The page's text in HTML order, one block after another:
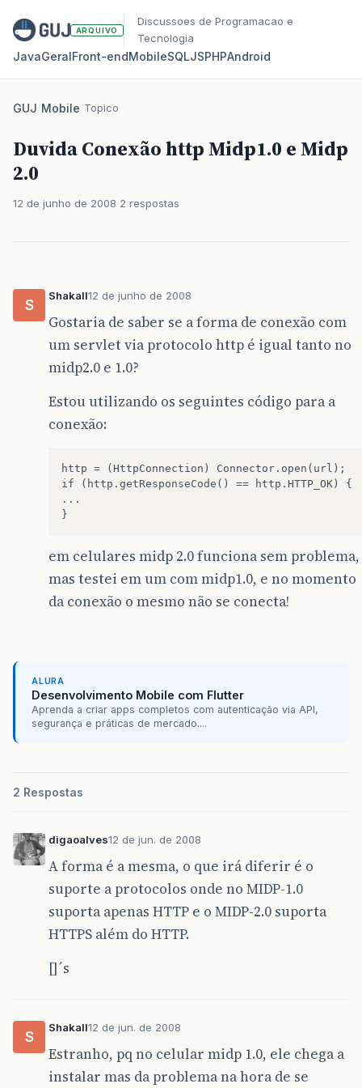
ARQUIVO
Discussoes de Programacao e
Tecnologia
JavaGeralFront‑endMobileSQLJSPHPAndroid
GUJ/Mobile/Topico
Duvida Conexão http Midp1.0 e Midp
2.0
12 de junho de 2008 2 respostas
S
Shakall12 de junho de 2008
Gostaria de saber se a forma de conexão com
um servlet via protocolo http é igual tanto no
midp2.0 e 1.0?
Estou utilizando os seguintes código para a
conexão:
http = (HttpConnection) Connector.open(url);
if (http.getResponseCode() == http.HTTP_OK) {
...
em celulares midp 2.0 funciona sem problema,
mas testei em um com midp1.0, e no momento
da conexão o mesmo não se conecta!
ALURA
Desenvolvimento Mobile com Flutter
Aprenda a criar apps completos com autenticação via API,
segurança e práticas de mercado....
2 Respostas
digaoalves12 de jun. de 2008
A forma é a mesma, o que irá diferir é o
suporte a protocolos onde no MIDP-1.0
suporta apenas HTTP e o MIDP-2.0 suporta
HTTPS além do HTTP.
[]´s
S
Shakall12 de jun. de 2008
Estranho, pq no celular midp 1.0, ele chega a
instalar mas da problema na hora de se